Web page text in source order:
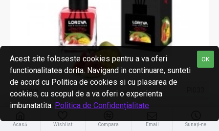
Loreva
Odorizant De Camera Cu Betisoare Pepene Cu
Mango, Loreva, 100 ml
Acasă Wishlist Compara Email Sunați-ne
OK
Acest site foloseste cookies pentru a va oferi
functionalitatea dorita. Navigand in continuare, sunteti
de acord cu Politica de cookies si cu plasarea de
cookies, cu scopul de a va oferi o experienta
imbunatatita. Politica de Confidențialitate